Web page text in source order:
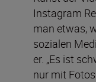
Instagram
man etwas,
sozialen
er. „Es ist
nur mit